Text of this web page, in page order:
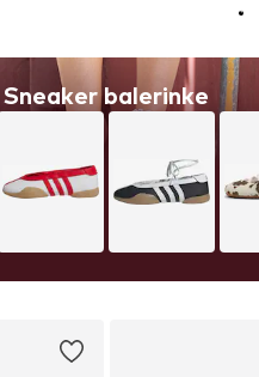
Sneaker balerinke